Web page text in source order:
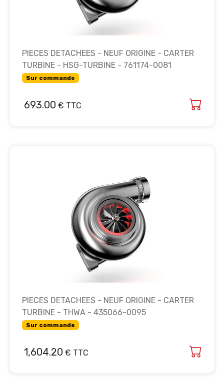
PIECES DETACHEES - NEUF ORIGINE - CARTER
TURBINE - HSG-TURBINE - 761174-0081
Sur commande
693.00 € TTC
PIECES DETACHEES - NEUF ORIGINE - CARTER
TURBINE - THWA - 435066-0095
Sur commande
1,604.20 € TTC